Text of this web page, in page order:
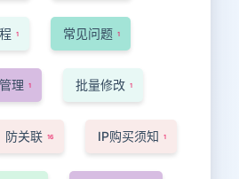
1 常见问题 1
理 1 批量修改 1
防关联 16 IP购买须知 1